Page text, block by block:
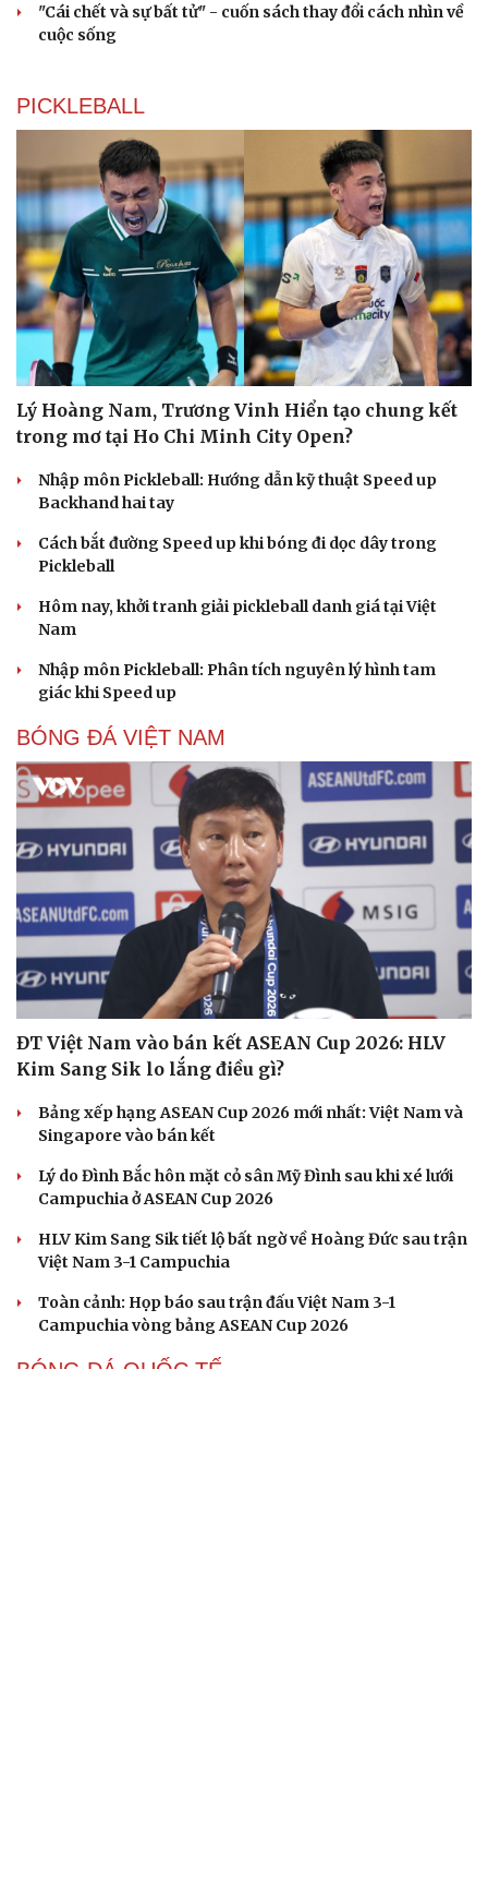
"Cái chết và sự bất tử" - cuốn sách thay đổi cách nhìn về
cuộc sống
PICKLEBALL
Lý Hoàng Nam, Trương Vinh Hiển tạo chung kết
trong mơ tại Ho Chi Minh City Open?
Nhập môn Pickleball: Hướng dẫn kỹ thuật Speed up
Backhand hai tay
Cách bắt đường Speed up khi bóng đi dọc dây trong
Pickleball
Hôm nay, khởi tranh giải pickleball danh giá tại Việt
Nam
Nhập môn Pickleball: Phân tích nguyên lý hình tam
giác khi Speed up
BÓNG ĐÁ VIỆT NAM
ĐT Việt Nam vào bán kết ASEAN Cup 2026: HLV
Kim Sang Sik lo lắng điều gì?
Bảng xếp hạng ASEAN Cup 2026 mới nhất: Việt Nam và
Singapore vào bán kết
Lý do Đình Bắc hôn mặt cỏ sân Mỹ Đình sau khi xé lưới
Campuchia ở ASEAN Cup 2026
HLV Kim Sang Sik tiết lộ bất ngờ về Hoàng Đức sau trận
Việt Nam 3-1 Campuchia
Toàn cảnh: Họp báo sau trận đấu Việt Nam 3-1
Campuchia vòng bảng ASEAN Cup 2026
BÓNG ĐÁ QUỐC TẾ